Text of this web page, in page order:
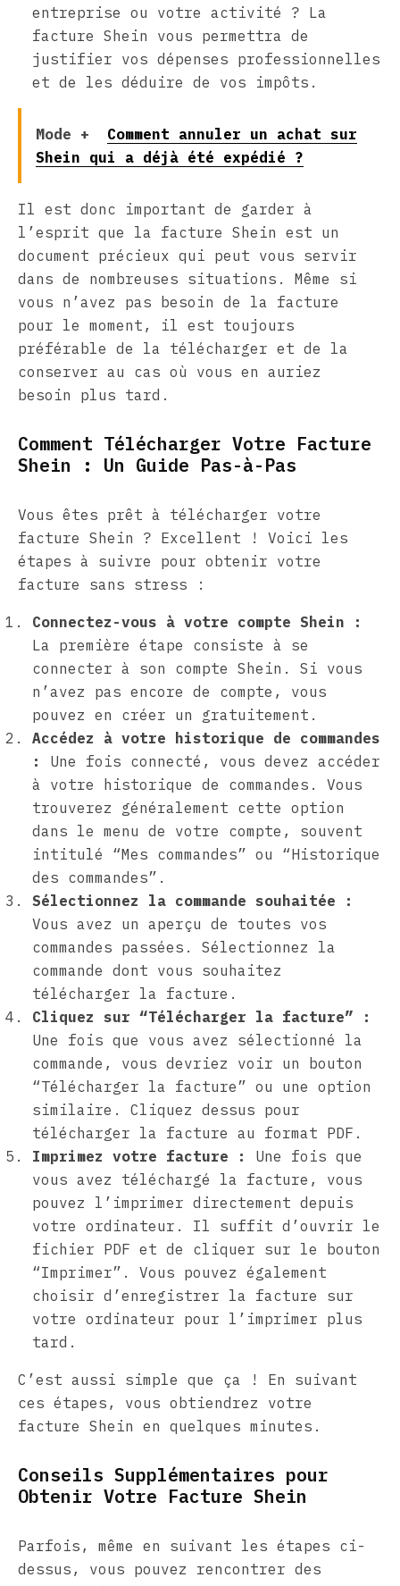
entreprise ou votre activité ? La
facture Shein vous permettra de
justifier vos dépenses professionnelles
et de les déduire de vos impôts.
Mode +
Comment annuler un achat sur
Shein qui a déjà été expédié ?
Il est donc important de garder à
l’esprit que la facture Shein est un
document précieux qui peut vous servir
dans de nombreuses situations. Même si
vous n’avez pas besoin de la facture
pour le moment, il est toujours
préférable de la télécharger et de la
conserver au cas où vous en auriez
besoin plus tard.
Comment Télécharger Votre Facture
Shein : Un Guide Pas-à-Pas
Vous êtes prêt à télécharger votre
facture Shein ? Excellent ! Voici les
étapes à suivre pour obtenir votre
facture sans stress :
Connectez-vous à votre compte Shein :
La première étape consiste à se
connecter à son compte Shein. Si vous
n’avez pas encore de compte, vous
pouvez en créer un gratuitement.
Accédez à votre historique de commandes
:
Une fois connecté, vous devez accéder
à votre historique de commandes. Vous
trouverez généralement cette option
dans le menu de votre compte, souvent
intitulé “Mes commandes” ou “Historique
des commandes”.
Sélectionnez la commande souhaitée :
Vous avez un aperçu de toutes vos
commandes passées. Sélectionnez la
commande dont vous souhaitez
télécharger la facture.
Cliquez sur “Télécharger la facture” :
Une fois que vous avez sélectionné la
commande, vous devriez voir un bouton
“Télécharger la facture” ou une option
similaire. Cliquez dessus pour
télécharger la facture au format PDF.
Imprimez votre facture :
Une fois que
vous avez téléchargé la facture, vous
pouvez l’imprimer directement depuis
votre ordinateur. Il suffit d’ouvrir le
fichier PDF et de cliquer sur le bouton
“Imprimer”. Vous pouvez également
choisir d’enregistrer la facture sur
votre ordinateur pour l’imprimer plus
tard.
C’est aussi simple que ça ! En suivant
ces étapes, vous obtiendrez votre
facture Shein en quelques minutes.
Conseils Supplémentaires pour
Obtenir Votre Facture Shein
Parfois, même en suivant les étapes ci-
dessus, vous pouvez rencontrer des